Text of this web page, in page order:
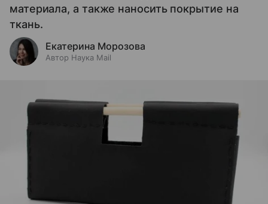
материала, а также наносить покрытие на
ткань.
Екатерина Морозова
Автор Наука Mail